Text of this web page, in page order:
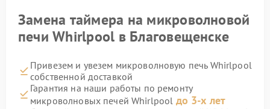
Замена таймера на микроволновой
печи Whirlpool в Благовещенске
Привезем и увезем микроволновую печь Whirlpool
собственной доставкой
Гарантия на наши работы по ремонту
микроволновых печей Whirlpool до 3-х лет